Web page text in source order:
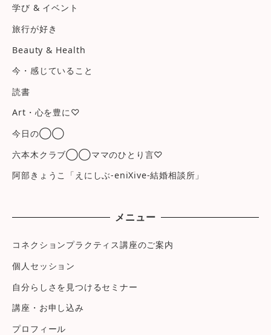
学び & イベント
旅行が好き
Beauty & Health
今・感じていること
読書
Art・心を豊に♡
今日の◯◯
六本木クラブ◯◯ママのひとり言♡
阿部きょうこ「えにしぶ-eniXive-結婚相談所」
メニュー
コネクションプラクティス講座のご案内
個人セッション
自分らしさを見つけるセミナー
講座・お申し込み
プロフィール